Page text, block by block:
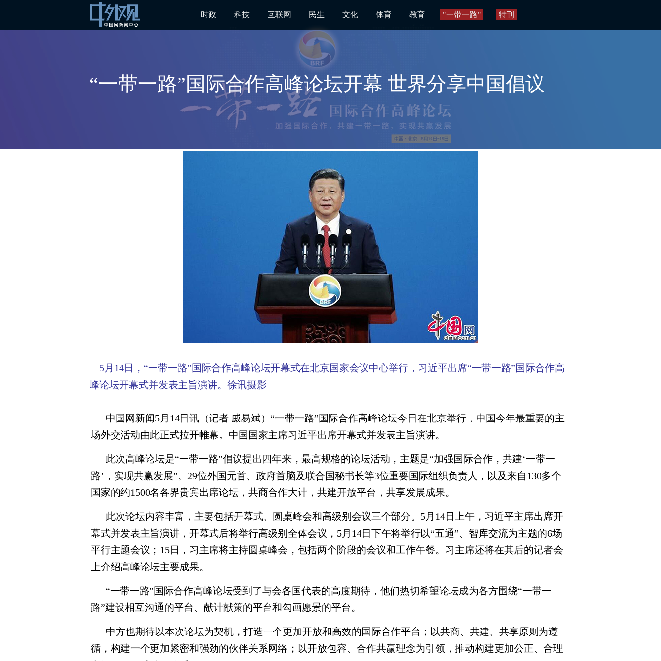
时政 科技 互联网 民生 文化 体育 教育 "一带一路" 特刊
“一带一路”国际合作高峰论坛开幕 世界分享中国倡议
5月14日，“一带一路”国际合作高峰论坛开幕式在北京国家会议中心举行，习近平出席“一带一路”国际合作高
峰论坛开幕式并发表主旨演讲。徐讯摄影
中国网新闻5月14日讯（记者 戚易斌）“一带一路”国际合作高峰论坛今日在北京举行，中国今年最重要的主
场外交活动由此正式拉开帷幕。中国国家主席习近平出席开幕式并发表主旨演讲。
此次高峰论坛是“一带一路”倡议提出四年来，最高规格的论坛活动，主题是“加强国际合作，共建‘一带一
路’，实现共赢发展”。29位外国元首、政府首脑及联合国秘书长等3位重要国际组织负责人，以及来自130多个
国家的约1500名各界贵宾出席论坛，共商合作大计，共建开放平台，共享发展成果。
此次论坛内容丰富，主要包括开幕式、圆桌峰会和高级别会议三个部分。5月14日上午，习近平主席出席开
幕式并发表主旨演讲，开幕式后将举行高级别全体会议，5月14日下午将举行以“五通”、智库交流为主题的6场
平行主题会议；15日，习主席将主持圆桌峰会，包括两个阶段的会议和工作午餐。习主席还将在其后的记者会
上介绍高峰论坛主要成果。
“一带一路”国际合作高峰论坛受到了与会各国代表的高度期待，他们热切希望论坛成为各方围绕“一带一
路”建设相互沟通的平台、献计献策的平台和勾画愿景的平台。
中方也期待以本次论坛为契机，打造一个更加开放和高效的国际合作平台；以共商、共建、共享原则为遵
循，构建一个更加紧密和强劲的伙伴关系网络；以开放包容、合作共赢理念为引领，推动构建更加公正、合理